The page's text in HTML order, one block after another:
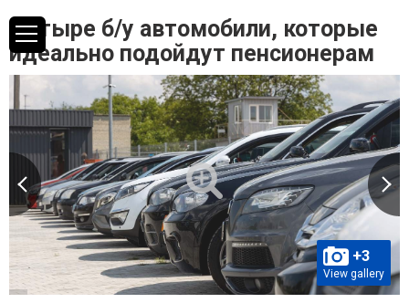
Четыре б/у автомобили, которые
идеально подойдут пенсионерам
+3
View gallery